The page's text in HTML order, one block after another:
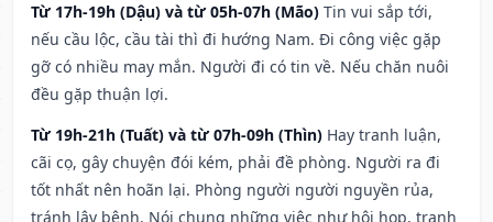
Từ 17h-19h (Dậu) và từ 05h-07h (Mão) Tin vui sắp tới,
nếu cầu lộc, cầu tài thì đi hướng Nam. Đi công việc gặp
gỡ có nhiều may mắn. Người đi có tin về. Nếu chăn nuôi
đều gặp thuận lợi.
Từ 19h-21h (Tuất) và từ 07h-09h (Thìn) Hay tranh luận,
cãi cọ, gây chuyện đói kém, phải đề phòng. Người ra đi
tốt nhất nên hoãn lại. Phòng người người nguyền rủa,
tránh lây bệnh. Nói chung những việc như hội họp, tranh